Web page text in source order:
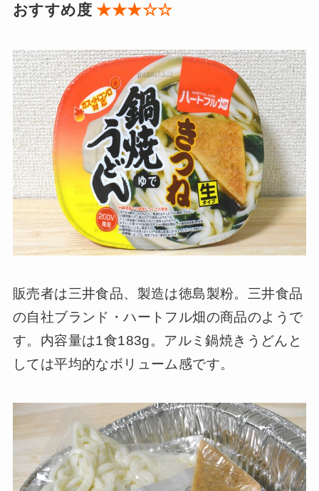
おすすめ度★★★☆☆
販売者は三井食品、製造は徳島製粉。三井食品
の自社ブランド・ハートフル畑の商品のようで
す。内容量は1食183g。アルミ鍋焼きうどんと
しては平均的なボリューム感です。